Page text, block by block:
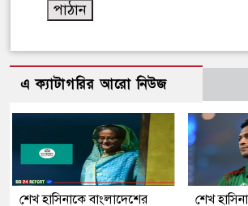
এ ক্যাটাগরির আরো নিউজ
শেখ হাসিনাকে বাংলাদেশের শেখ